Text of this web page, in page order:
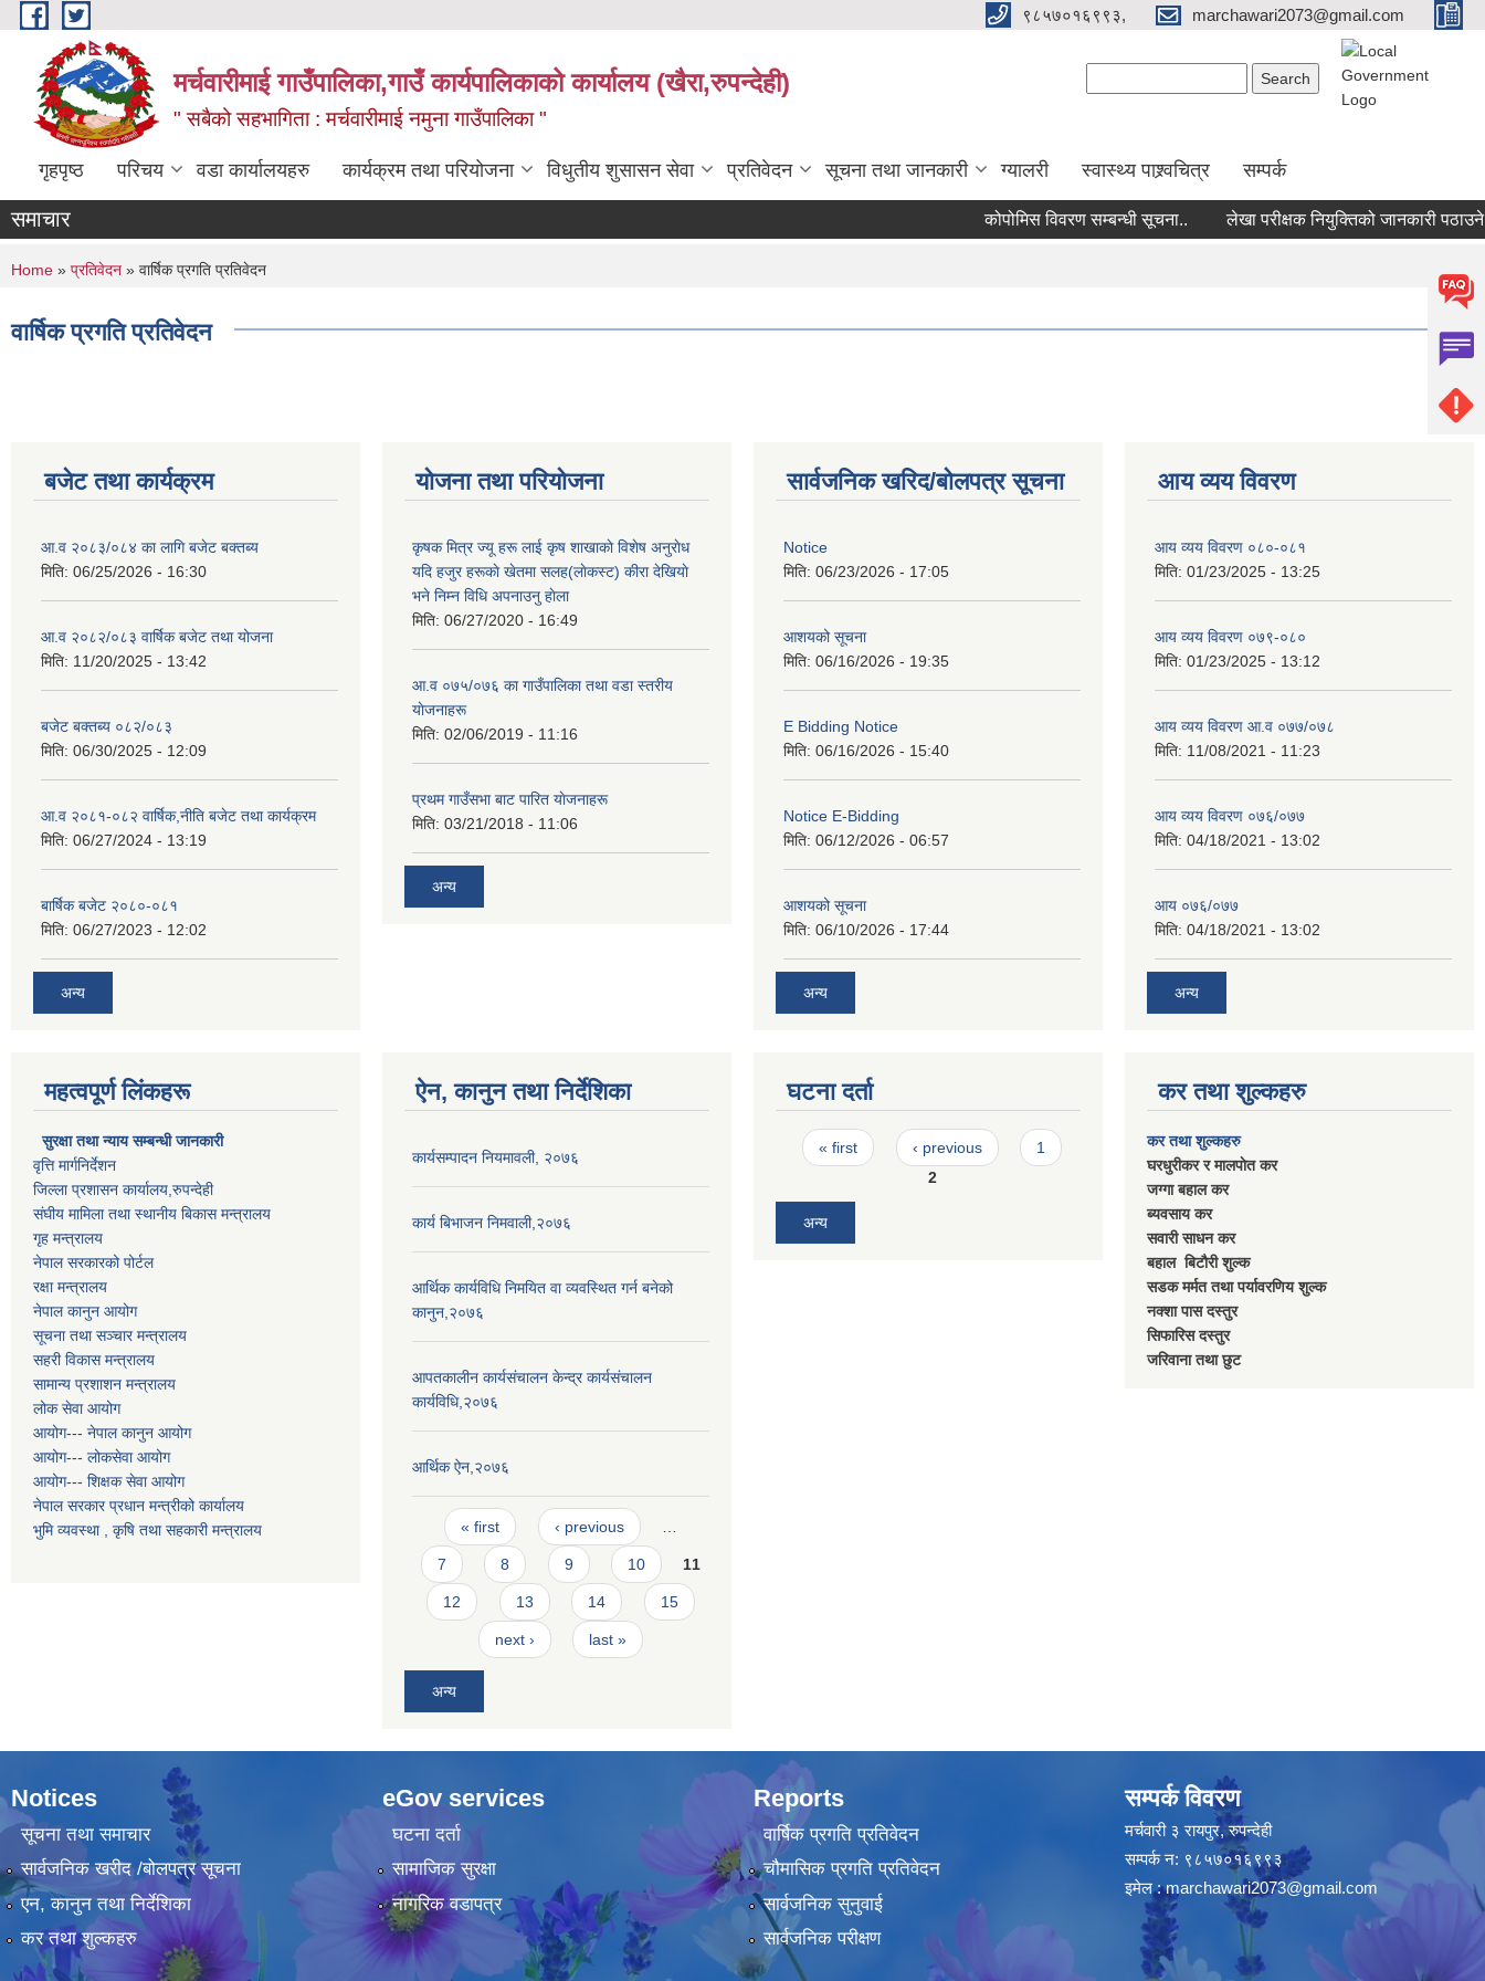
Skip to main content ९८५७०१६९९३, marchawari2073@gmail.com
मर्चवारीमाई गाउँपालिका,गाउँ कार्यपालिकाको कार्यालय (खैरा,रुपन्देही)
" सबैको सहभागिता : मर्चवारीमाई नमुना गाउँपालिका "
गृहपृष्ठ परिचय वडा कार्यालयहरु कार्यक्रम तथा परियोजना विधुतीय शुसासन सेवा प्रतिवेदन सूचना तथा जानकारी ग्यालरी स्वास्थ्य पाश्र्वचित्र सम्पर्क
समाचार कोपोमिस विवरण सम्बन्धी सूचना.. लेखा परीक्षक नियुक्तिको जानकारी पठाउने
You are here
Home » प्रतिवेदन » वार्षिक प्रगति प्रतिवेदन
वार्षिक प्रगति प्रतिवेदन
बजेट तथा कार्यक्रम
आ.व २०८३/०८४ का लागि बजेट बक्तब्य
मिति: 06/25/2026 - 16:30
आ.व २०८२/०८३ वार्षिक बजेट तथा योजना
मिति: 11/20/2025 - 13:42
बजेट बक्तब्य ०८२/०८३
मिति: 06/30/2025 - 12:09
आ.व २०८१-०८२ वार्षिक,नीति बजेट तथा कार्यक्रम
मिति: 06/27/2024 - 13:19
बार्षिक बजेट २०८०-०८१
मिति: 06/27/2023 - 12:02
अन्य
योजना तथा परियोजना
कृषक मित्र ज्यू हरू लाई कृष शाखाकाे विशेष अनुराेध
यदि हजुर हरूकाे खेतमा सलह(लाेकस्ट) कीरा देखियाे
भने निम्न विधि अपनाउनु हाेला
मिति: 06/27/2020 - 16:49
आ‍.व ०७५/०७६ का गाउँपालिका तथा वडा स्तरीय
याेजनाहरू
मिति: 02/06/2019 - 11:16
प्रथम गाउँसभा बाट पारित याेजनाहरू
मिति: 03/21/2018 - 11:06
अन्य
सार्वजनिक खरिद/बोलपत्र सूचना
Notice
मिति: 06/23/2026 - 17:05
आशयको सूचना
मिति: 06/16/2026 - 19:35
E Bidding Notice
मिति: 06/16/2026 - 15:40
Notice E-Bidding
मिति: 06/12/2026 - 06:57
आशयको सूचना
मिति: 06/10/2026 - 17:44
अन्य
आय व्यय विवरण
आय व्यय विवरण ०८०-०८१
मिति: 01/23/2025 - 13:25
आय व्यय विवरण ०७९-०८०
मिति: 01/23/2025 - 13:12
आय व्यय विवरण आ.व ०७७/०७८
मिति: 11/08/2021 - 11:23
आय व्यय विवरण ०७६/०७७
मिति: 04/18/2021 - 13:02
आय ०७६/०७७
मिति: 04/18/2021 - 13:02
अन्य
महत्वपूर्ण लिंकहरू
सुरक्षा तथा न्याय सम्बन्धी जानकारी
वृत्ति मार्गनिर्देशन
जिल्ला प्रशासन कार्यालय,रुपन्देही
संघीय मामिला तथा स्थानीय बिकास मन्त्रालय
गृह मन्त्रालय
नेपाल सरकारको पोर्टल
रक्षा मन्त्रालय
नेपाल कानुन आयोग
सूचना तथा सञ्चार मन्त्रालय
सहरी विकास मन्त्रालय
सामान्य प्रशाशन मन्त्रालय
लोक सेवा आयोग
आयोग--- नेपाल कानुन आयोग
आयोग--- लोकसेवा आयोग
आयोग--- शिक्षक सेवा आयोग
नेपाल सरकार प्रधान मन्त्रीको कार्यालय
भुमि व्यवस्था , कृषि तथा सहकारी मन्त्रालय
ऐन, कानुन तथा निर्देशिका
कार्यसम्पादन नियमावली, २०७६
कार्य बिभाजन निमवाली,२०७६
आर्थिक कार्यविधि निमयित वा व्यवस्थित गर्न बनेको
कानुन,२०७६
आपतकालीन कार्यसंचालन केन्द्र कार्यसंचालन
कार्यविधि,२०७६
आर्थिक ऐन,२०७६
Pages
« first ‹ previous
7 8 9 10 11
12 13 14 15
next › last »
अन्य
घटना दर्ता
Pages
« first ‹ previous
1
2
अन्य
कर तथा शुल्कहरु
कर तथा शुल्कहरु
घरधुरीकर र मालपाेत कर
जग्गा बहाल कर
ब्यवसाय कर
सवारी साधन कर
बहाल बिटाैरी शुल्क
सडक मर्मत तथा पर्यावरणिय शुल्क
नक्शा पास दस्तुर
सिफारिस दस्तुर
जरिवाना तथा छुट
Notices
सूचना तथा समाचार
सार्वजनिक खरीद /बोलपत्र सूचना
एन, कानुन तथा निर्देशिका
कर तथा शुल्कहरु
eGov services
घटना दर्ता
सामाजिक सुरक्षा
नागरिक वडापत्र
Reports
वार्षिक प्रगति प्रतिवेदन
चौमासिक प्रगति प्रतिवेदन
सार्वजनिक सुनुवाई
सार्वजनिक परीक्षण
सम्पर्क विवरण
मर्चवारी ३ रायपुर, रुपन्देही
सम्पर्क न: ९८५७०१६९९३
इमेल :marchawari2073@gmail.com